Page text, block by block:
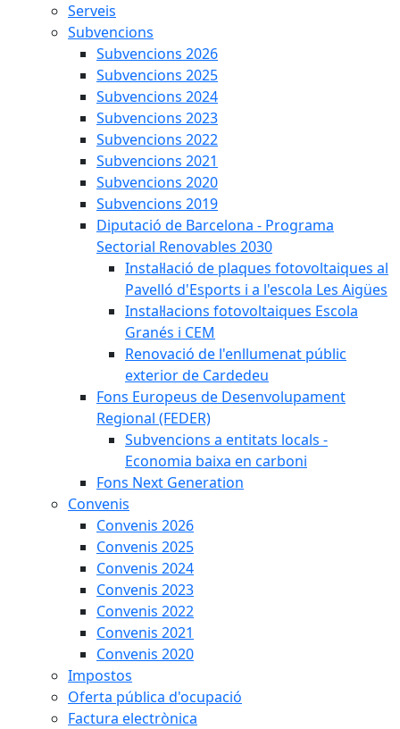
Serveis
Subvencions
Subvencions 2026
Subvencions 2025
Subvencions 2024
Subvencions 2023
Subvencions 2022
Subvencions 2021
Subvencions 2020
Subvencions 2019
Diputació de Barcelona - Programa
Sectorial Renovables 2030
Instal·lació de plaques fotovoltaiques al
Pavelló d'Esports i a l'escola Les Aigües
Instal·lacions fotovoltaiques Escola
Granés i CEM
Renovació de l'enllumenat públic
exterior de Cardedeu
Fons Europeus de Desenvolupament
Regional (FEDER)
Subvencions a entitats locals -
Economia baixa en carboni
Fons Next Generation
Convenis
Convenis 2026
Convenis 2025
Convenis 2024
Convenis 2023
Convenis 2022
Convenis 2021
Convenis 2020
Impostos
Oferta pública d'ocupació
Factura electrònica